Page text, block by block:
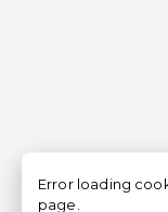
Error loading
page.